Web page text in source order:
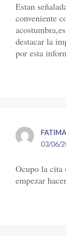
Estan
conveniente
destacar la
por esta
FATIMA
03/06/
Ocupo la cita
empezar